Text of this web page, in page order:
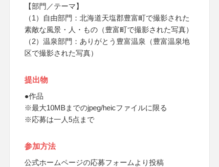
【部門／テーマ】
（1）自由部門：北海道天塩郡豊富町で撮影された
素敵な風景・人・もの（豊富町で撮影された写真）
（2）温泉部門：ありがとう豊富温泉（豊富温泉地
区で撮影された写真）
提出物
●作品
※最大10MBまでのjpeg/heicファイルに限る
※応募は一人5点まで
参加方法
公式ホームページの応募フォームより投稿